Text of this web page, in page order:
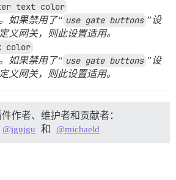
text color
如果禁用了“ use gate buttons ”设
义网关，则此设置适用。
color
如果禁用了“ use gate buttons ”设
义网关，则此设置适用。
作者、维护者和贡献者：
@jgujgu 和 @michaeld